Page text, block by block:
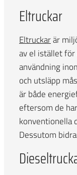
Eltruckar
Eltruckarär
av el istället
användning
och utsläpp
är både
eftersom de
konventionella
Dessutom